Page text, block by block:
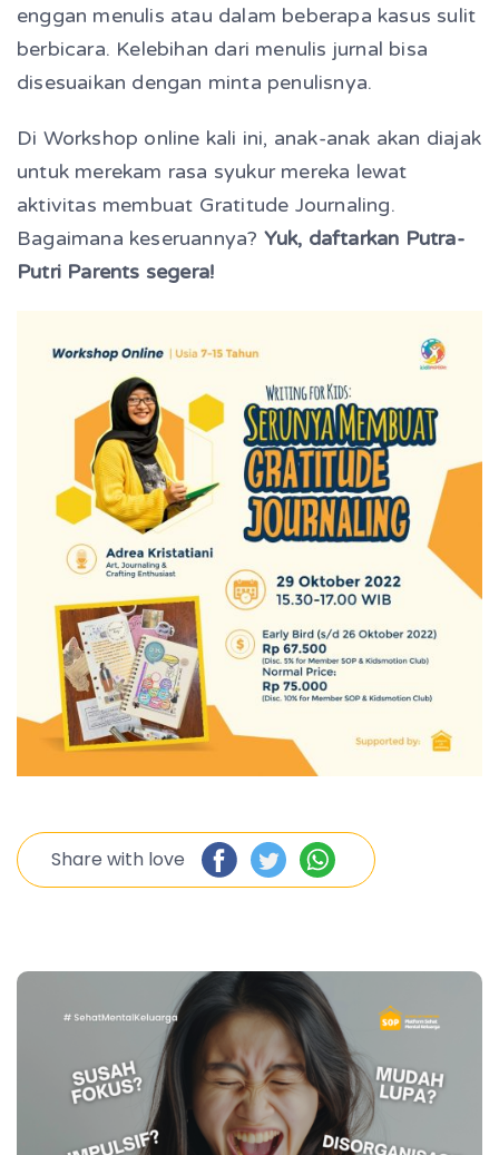
enggan menulis atau dalam beberapa kasus sulit
berbicara. Kelebihan dari menulis jurnal bisa
disesuaikan dengan minta penulisnya.
Di Workshop online kali ini, anak-anak akan diajak
untuk merekam rasa syukur mereka lewat
aktivitas membuat Gratitude Journaling.
Bagaimana keseruannya? Yuk, daftarkan Putra-
Putri Parents segera!
Share with love